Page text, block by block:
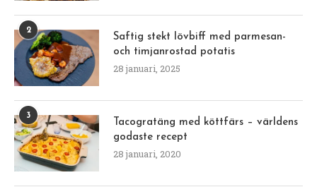
2
Saftig stekt lövbiff med parmesan-
och timjanrostad potatis
28 januari, 2025
3
Tacogratäng med köttfärs – världens
godaste recept
28 januari, 2020